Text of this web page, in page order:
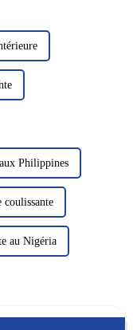
Philippines
coulissante
au Nigéria